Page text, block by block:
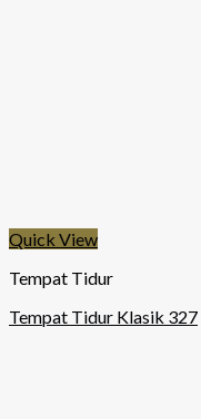
Quick View
Tempat Tidur
Tempat Tidur Klasik 327